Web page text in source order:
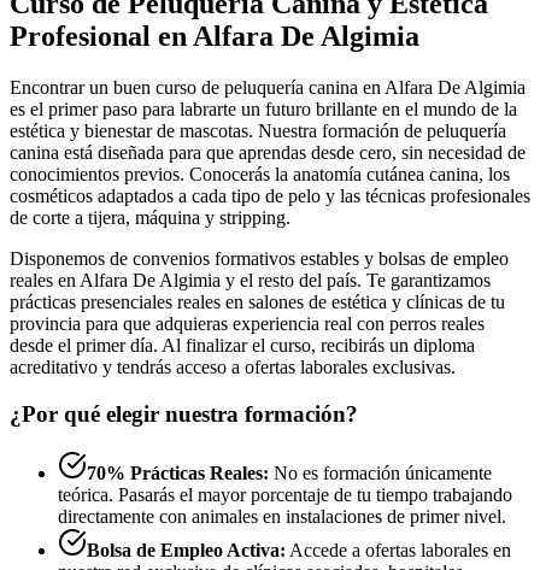
Profesional en Alfara De Algimia
Encontrar un buen curso de peluquería canina en Alfara De Algimia
es el primer paso para labrarte un futuro brillante en el mundo de la
estética y bienestar de mascotas. Nuestra formación de peluquería
canina está diseñada para que aprendas desde cero, sin necesidad de
conocimientos previos. Conocerás la anatomía cutánea canina, los
cosméticos adaptados a cada tipo de pelo y las técnicas profesionales
de corte a tijera, máquina y stripping.
Disponemos de convenios formativos estables y bolsas de empleo
reales en Alfara De Algimia y el resto del país. Te garantizamos
prácticas presenciales reales en salones de estética y clínicas de tu
provincia para que adquieras experiencia real con perros reales
desde el primer día. Al finalizar el curso, recibirás un diploma
acreditativo y tendrás acceso a ofertas laborales exclusivas.
¿Por qué elegir nuestra formación?
70% Prácticas Reales: No es formación únicamente
teórica. Pasarás el mayor porcentaje de tu tiempo trabajando
directamente con animales en instalaciones de primer nivel.
Bolsa de Empleo Activa: Accede a ofertas laborales en